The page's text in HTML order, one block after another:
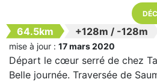
64.5km +128m / -128m
mise à jour : 17 mars 2020
Départ le cœur serré de chez
Belle journée. Traversée de